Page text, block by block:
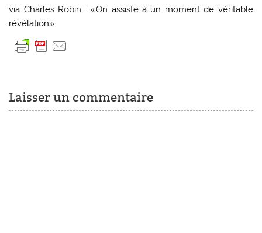
via Charles Robin : «On assiste à un moment de véritable
révélation»
Laisser un commentaire